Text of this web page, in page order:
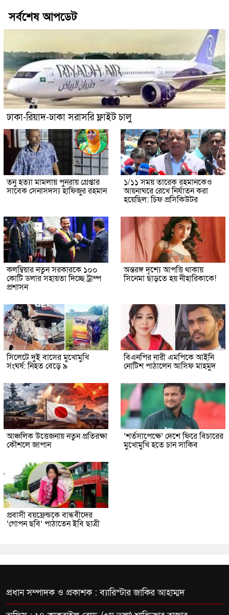
সর্বশেষ আপডেট
ঢাকা-রিয়াদ-ঢাকা সরাসরি ফ্লাইট চালু
তনু হত্যা মামলায় পুনরায় গ্রেপ্তার
সাবেক সেনাসদস্য হাফিজুর রহমান
১/১১ সময় তারেক রহমানকেও
আয়নাঘরে রেখে নির্যাতন করা
হয়েছিল: চিফ প্রসিকিউটর
কলম্বিয়ার নতুন সরকারকে ১০০
কোটি ডলার সহায়তা দিচ্ছে ট্রাম্প
প্রশাসন
অন্তরঙ্গ দৃশ্যে আপত্তি থাকায়
সিনেমা ছাড়তে হয় নীহারিকাকে!
সিলেটে দুই বাসের মুখোমুখি
সংঘর্ষ: নিহত বেড়ে ৯
বিএনপির নারী এমপিকে আইনি
নোটিশ পাঠালেন আসিফ মাহমুদ
আঞ্চলিক উত্তেজনায় নতুন প্রতিরক্ষা
কৌশলে জাপান
‘শর্তসাপেক্ষে’ দেশে ফিরে বিচারের
মুখোমুখি হতে চান সাকিব
প্রবাসী বয়ফ্রেন্ডকে বান্ধবীদের
‘গোপন ছবি’ পাঠাতেন ইবি ছাত্রী
প্রধান সম্পাদক ও প্রকাশক : ব্যারিস্টার জাকির আহাম্মদ